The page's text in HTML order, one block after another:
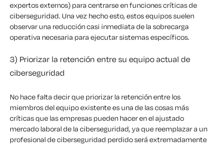
expertos externos) para centrarse en funciones críticas de
ciberseguridad. Una vez hecho esto, estos equipos suelen
observar una reducción casi inmediata de la sobrecarga
operativa necesaria para ejecutar sistemas específicos.
3) Priorizar la retención entre su equipo actual de
ciberseguridad
No hace falta decir que priorizar la retención entre los
miembros del equipo existente es una de las cosas más
críticas que las empresas pueden hacer en el ajustado
mercado laboral de la ciberseguridad, ya que reemplazar a un
profesional de ciberseguridad perdido será extremadamente